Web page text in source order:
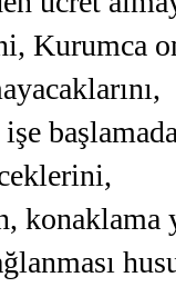
Kurumca
konaklama